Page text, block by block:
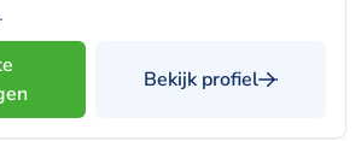
Bekijk profiel